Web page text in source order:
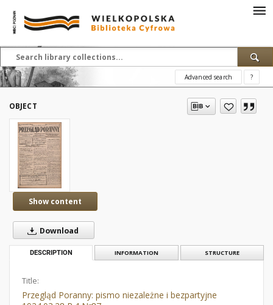
Advanced search ?
OBJECT
Show content
Download
DESCRIPTION INFORMATION STRUCTURE
Title:
Przegląd Poranny: pismo niezależne i bezpartyjne